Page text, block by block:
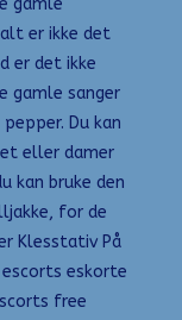
er ikke det
er det ikke
gamle sanger
Du kan
eller damer
kan bruke den
for de
Klesstativ På
escorts eskorte
free